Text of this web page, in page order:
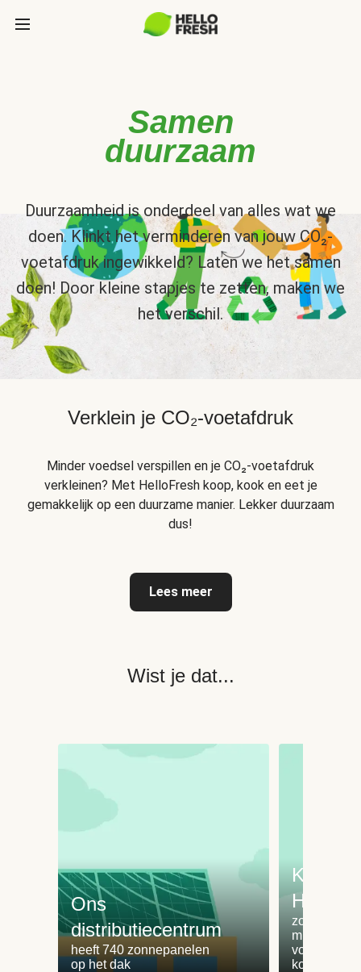
Samen
duurzaam
Duurzaamheid is onderdeel van alles wat we
doen. Klinkt het verminderen van jouw CO₂-
voetafdruk ingewikkeld? Laten we het samen
doen! Door kleine stapjes te zetten, maken we
het verschil.
Verklein je CO₂-voetafdruk
Minder voedsel verspillen en je CO₂-voetafdruk
verkleinen? Met HelloFresh koop, kook en eet je
gemakkelijk op een duurzame manier. Lekker duurzaam
dus!
Lees meer
Wist je dat...
Ons
distributiecentrum
heeft 740 zonnepanelen
op het dak
Koken
zorgt voor
minder
koken